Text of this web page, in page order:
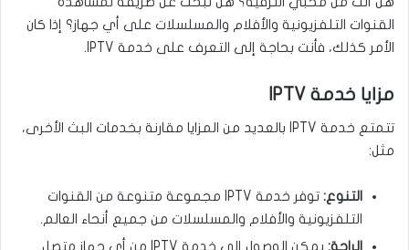
القنوات التلفزيونية والأفلام والمسلسلات على أي جهاز؟ إذا كان
الأمر كذلك، فأنت بحاجة إلى التعرف على خدمة IPTV.
مزايا خدمة IPTV
تتمتع خدمة IPTV بالعديد من المزايا مقارنة بخدمات البث الأخرى،
مثل:
التنوع:
توفر خدمة IPTV مجموعة متنوعة من القنوات
التلفزيونية والأفلام والمسلسلات من جميع أنحاء العالم.
الراحة:
يمكن الوصول إلى خدمة IPTV من أي جهاز متصل